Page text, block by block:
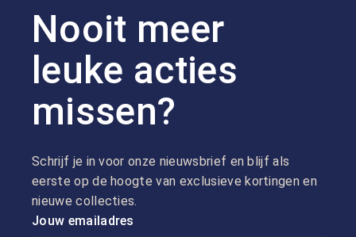
Nooit meer
leuke acties
missen?
Schrijf je in voor onze nieuwsbrief en blijf als
eerste op de hoogte van exclusieve kortingen en
nieuwe collecties.
Jouw emailadres